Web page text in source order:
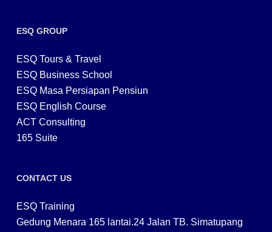
ESQ GROUP
ESQ Tours & Travel
ESQ Business School
ESQ Masa Persiapan Pensiun
ESQ English Course
ACT Consulting
165 Suite
CONTACT US
ESQ Training
Gedung Menara 165 lantai.24 Jalan TB. Simatupang